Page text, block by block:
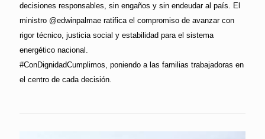
decisiones responsables, sin engaños y sin endeudar al país. El
ministro @edwinpalmae ratifica el compromiso de avanzar con
rigor técnico, justicia social y estabilidad para el sistema
energético nacional.
#ConDignidadCumplimos, poniendo a las familias trabajadoras en
el centro de cada decisión.